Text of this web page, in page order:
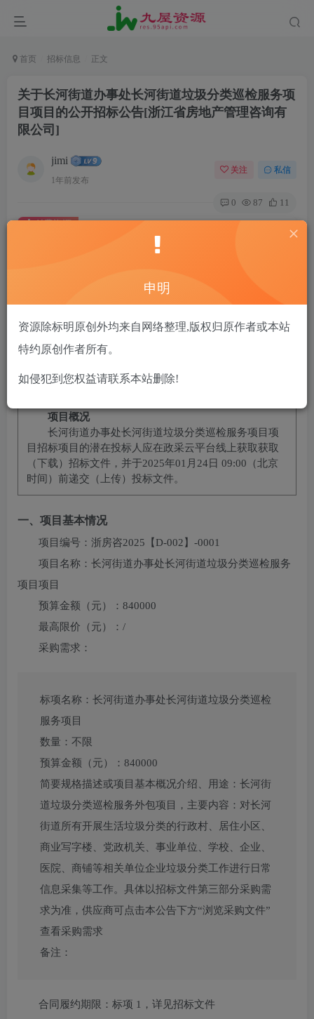
首页 招标信息 正文
关于长河街道办事处长河街道垃圾分类巡检服务项
目项目的公开招标公告[浙江省房地产管理咨询有
限公司]
jimi
1年前发布
关注 私信
0 87 11
￥ 20
付费资源
项目概况
长河街道办事处长河街道垃圾分类巡检服务项目项
目 招标项目的潜在投标人应在政采云平台线上获取获取
（下载）招标文件，并于2025年01月24日 09:00 （北京
时间）前递交（上传）投标文件。
一、项目基本情况
项目编号： 浙房咨2025【D-002】-0001
项目名称： 长河街道办事处长河街道垃圾分类巡检服务
项目项目
预算金额（元）： 840000
最高限价（元）： /
采购需求：
标项名称： 长河街道办事处长河街道垃圾分类巡检
服务项目
数量： 不限
预算金额（元）： 840000
简要规格描述或项目基本概况介绍、用途： 长河街
道垃圾分类巡检服务外包项目，主要内容：对长河
街道所有开展生活垃圾分类的行政村、居住小区、
商业写字楼、党政机关、事业单位、学校、企业、
医院、商铺等相关单位企业垃圾分类工作进行日常
信息采集等工作。具体以招标文件第三部分采购需
求为准，供应商可点击本公告下方“浏览采购文件”
查看采购需求
备注：
合同履约期限： 标项 1，详见招标文件
申明
资源除标明原创外均来自网络整理,版权归原作者或本站
特约原创作者所有。
如侵犯到您权益请联系本站删除!